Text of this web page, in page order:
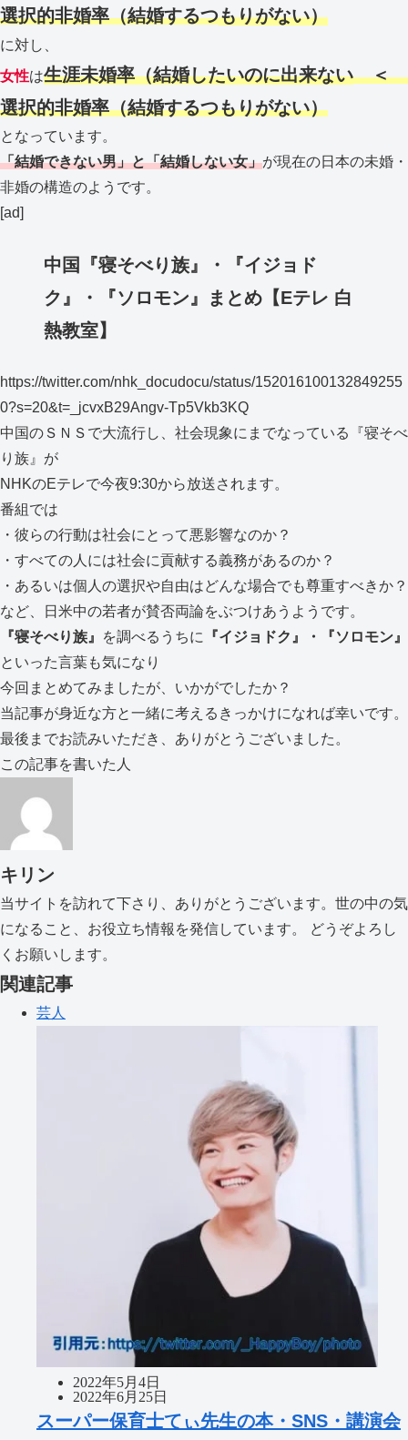
選択的非婚率（結婚するつもりがない）
に対し、
女性は生涯未婚率（結婚したいのに出来ない
＜
選択的非婚率（結婚するつもりがない）
となっています。
「結婚できない男」と「結婚しない女」が現在の日本の未婚・
非婚の構造のようです。
[ad]
中国『寝そべり族』・『イジョド
ク』・『ソロモン』まとめ【Eテレ 白
熱教室】
https://twitter.com/nhk_docudocu/status/152016100132849255
0?s=20&t=_jcvxB29Angv-Tp5Vkb3KQ
中国のＳＮＳで大流行し、社会現象にまでなっている『寝そべ
り族』が
NHKのEテレで今夜9:30から放送されます。
番組では
・彼らの行動は社会にとって悪影響なのか？
・すべての人には社会に貢献する義務があるのか？
・あるいは個人の選択や自由はどんな場合でも尊重すべきか？
など、日米中の若者が賛否両論をぶつけあうようです。
『寝そべり族』
を調べるうちに
『イジョドク』・『ソロモン』
といった言葉も気になり
今回まとめてみましたが、いかがでしたか？
当記事が身近な方と一緒に考えるきっかけになれば幸いです。
最後までお読みいただき、ありがとうございました。
この記事を書いた人
キリン
当サイトを訪れて下さり、ありがとうございます。世の中の気
になること、お役立ち情報を発信しています。 どうぞよろし
くお願いします。
関連記事
芸人
2022年5月4日
2022年6月25日
スーパー保育士てぃ先生の本・SNS・講演会